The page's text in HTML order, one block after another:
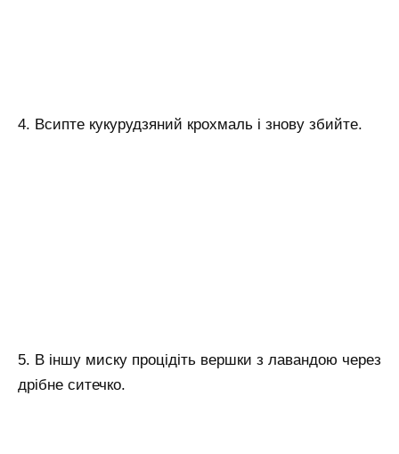
4. Всипте кукурудзяний крохмаль і знову збийте.
5. В іншу миску процідіть вершки з лавандою через
дрібне ситечко.